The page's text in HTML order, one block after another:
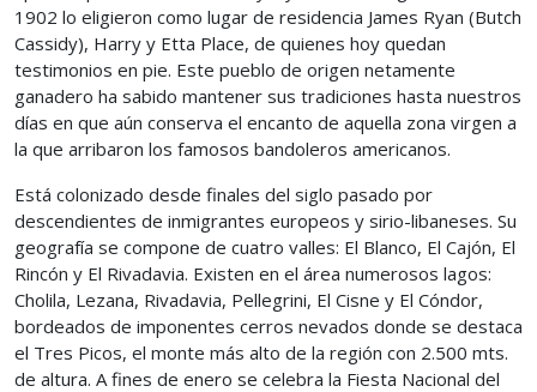
1902 lo eligieron como lugar de residencia James Ryan (Butch
Cassidy), Harry y Etta Place, de quienes hoy quedan
testimonios en pie. Este pueblo de origen netamente
ganadero ha sabido mantener sus tradiciones hasta nuestros
días en que aún conserva el encanto de aquella zona virgen a
la que arribaron los famosos bandoleros americanos.
Está colonizado desde finales del siglo pasado por
descendientes de inmigrantes europeos y sirio-libaneses. Su
geografía se compone de cuatro valles: El Blanco, El Cajón, El
Rincón y El Rivadavia. Existen en el área numerosos lagos:
Cholila, Lezana, Rivadavia, Pellegrini, El Cisne y El Cóndor,
bordeados de imponentes cerros nevados donde se destaca
el Tres Picos, el monte más alto de la región con 2.500 mts.
de altura. A fines de enero se celebra la Fiesta Nacional del